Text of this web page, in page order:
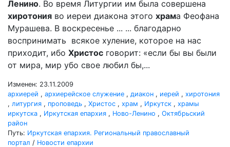
Ленино. Во время Литургии им была совершена
хиротония во иереи диакона этого храма Феофана
Мурашева. В воскресенье ... ... благодарно
воспринимать всякое хуление, которое на нас
приходит, ибо Христос говорит: «если бы вы были
от мира, мир убо свое любил бы,...
Изменен: 23.11.2009
архиерей , архиерейское служение , диакон , иерей , хиротония
, литургия , проповедь , Христос , храм , Иркутск , храмы
иркутска , Иркутская епархия , Ново-Ленино , Октябрьский
район
Путь: Иркутская епархия. Региональный православный
портал / Новости епархии